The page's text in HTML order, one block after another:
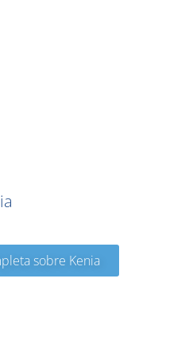
sobre Kenia